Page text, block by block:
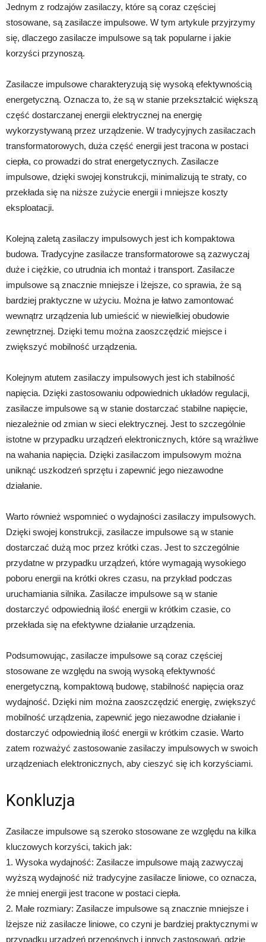
Jednym z rodzajów zasilaczy, które są coraz częściej
stosowane, są zasilacze impulsowe. W tym artykule przyjrzymy
się, dlaczego zasilacze impulsowe są tak popularne i jakie
korzyści przynoszą.
Zasilacze impulsowe charakteryzują się wysoką efektywnością
energetyczną. Oznacza to, że są w stanie przekształcić większą
część dostarczanej energii elektrycznej na energię
wykorzystywaną przez urządzenie. W tradycyjnych zasilaczach
transformatorowych, duża część energii jest tracona w postaci
ciepła, co prowadzi do strat energetycznych. Zasilacze
impulsowe, dzięki swojej konstrukcji, minimalizują te straty, co
przekłada się na niższe zużycie energii i mniejsze koszty
eksploatacji.
Kolejną zaletą zasilaczy impulsowych jest ich kompaktowa
budowa. Tradycyjne zasilacze transformatorowe są zazwyczaj
duże i ciężkie, co utrudnia ich montaż i transport. Zasilacze
impulsowe są znacznie mniejsze i lżejsze, co sprawia, że są
bardziej praktyczne w użyciu. Można je łatwo zamontować
wewnątrz urządzenia lub umieścić w niewielkiej obudowie
zewnętrznej. Dzięki temu można zaoszczędzić miejsce i
zwiększyć mobilność urządzenia.
Kolejnym atutem zasilaczy impulsowych jest ich stabilność
napięcia. Dzięki zastosowaniu odpowiednich układów regulacji,
zasilacze impulsowe są w stanie dostarczać stabilne napięcie,
niezależnie od zmian w sieci elektrycznej. Jest to szczególnie
istotne w przypadku urządzeń elektronicznych, które są wrażliwe
na wahania napięcia. Dzięki zasilaczom impulsowym można
uniknąć uszkodzeń sprzętu i zapewnić jego niezawodne
działanie.
Warto również wspomnieć o wydajności zasilaczy impulsowych.
Dzięki swojej konstrukcji, zasilacze impulsowe są w stanie
dostarczać dużą moc przez krótki czas. Jest to szczególnie
przydatne w przypadku urządzeń, które wymagają wysokiego
poboru energii na krótki okres czasu, na przykład podczas
uruchamiania silnika. Zasilacze impulsowe są w stanie
dostarczyć odpowiednią ilość energii w krótkim czasie, co
przekłada się na efektywne działanie urządzenia.
Podsumowując, zasilacze impulsowe są coraz częściej
stosowane ze względu na swoją wysoką efektywność
energetyczną, kompaktową budowę, stabilność napięcia oraz
wydajność. Dzięki nim można zaoszczędzić energię, zwiększyć
mobilność urządzenia, zapewnić jego niezawodne działanie i
dostarczyć odpowiednią ilość energii w krótkim czasie. Warto
zatem rozważyć zastosowanie zasilaczy impulsowych w swoich
urządzeniach elektronicznych, aby cieszyć się ich korzyściami.
Konkluzja
Zasilacze impulsowe są szeroko stosowane ze względu na kilka
kluczowych korzyści, takich jak:
1. Wysoka wydajność: Zasilacze impulsowe mają zazwyczaj
wyższą wydajność niż tradycyjne zasilacze liniowe, co oznacza,
że mniej energii jest tracone w postaci ciepła.
2. Małe rozmiary: Zasilacze impulsowe są znacznie mniejsze i
lżejsze niż zasilacze liniowe, co czyni je bardziej praktycznymi w
przypadku urządzeń przenośnych i innych zastosowań, gdzie